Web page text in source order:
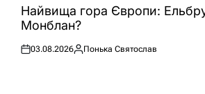
УНайвища гора Європи:
Монблан?
Оприлюднено
03.08.2026
Опубліковано
Понька Святослав